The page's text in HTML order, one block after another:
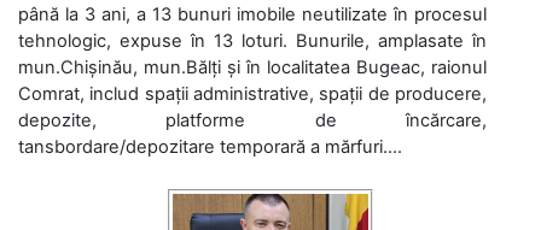
până la 3 ani, a 13 bunuri imobile neutilizate în procesul
tehnologic, expuse în 13 loturi. Bunurile, amplasate în
mun.Chișinău, mun.Bălți și în localitatea Bugeac, raionul
Comrat, includ spații administrative, spații de producere,
depozite, platforme de încărcare,
tansbordare/depozitare temporară a mărfuri....